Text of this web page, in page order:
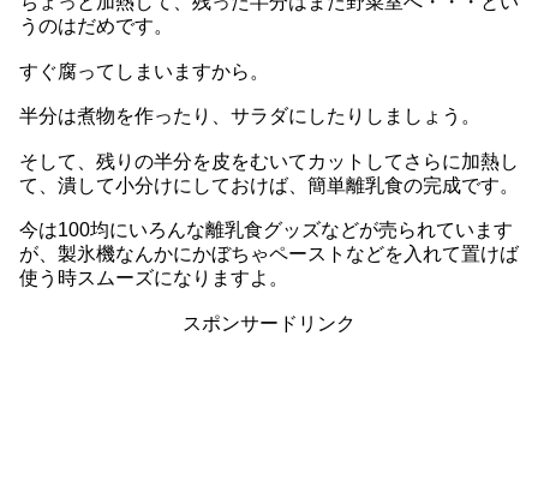
うのはだめです。
すぐ腐ってしまいますから。
半分は煮物を作ったり、サラダにしたりしましょう。
そして、残りの半分を皮をむいてカットしてさらに加熱し
て、潰して小分けにしておけば、簡単離乳食の完成です。
今は100均にいろんな離乳食グッズなどが売られています
が、製氷機なんかにかぼちゃペーストなどを入れて置けば
使う時スムーズになりますよ。
スポンサードリンク